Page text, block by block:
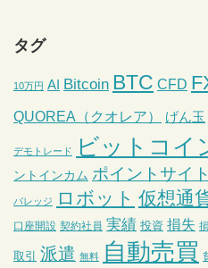
タグ
10万円 AI Bitcoin BTC CFD
QUOREA（クオレア） げん玉
デモトレード ビットコイ
ントインカム ポイントサイト
バレッジ ロボット 仮想通
口座開設 契約社員 実績 投資 損失
取引 派遣 無料 自動売買